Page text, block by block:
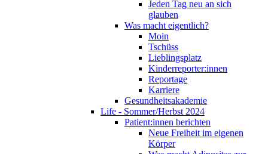
Jeden Tag neu an sich
glauben
Was macht eigentlich?
Moin
Tschüss
Lieblingsplatz
Kinderreporter:innen
Reportage
Karriere
Gesundheitsakademie
Life - Sommer/Herbst 2024
Patient:innen berichten
Neue Freiheit im eigenen
Körper